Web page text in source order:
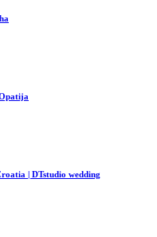
| DTstudio wedding